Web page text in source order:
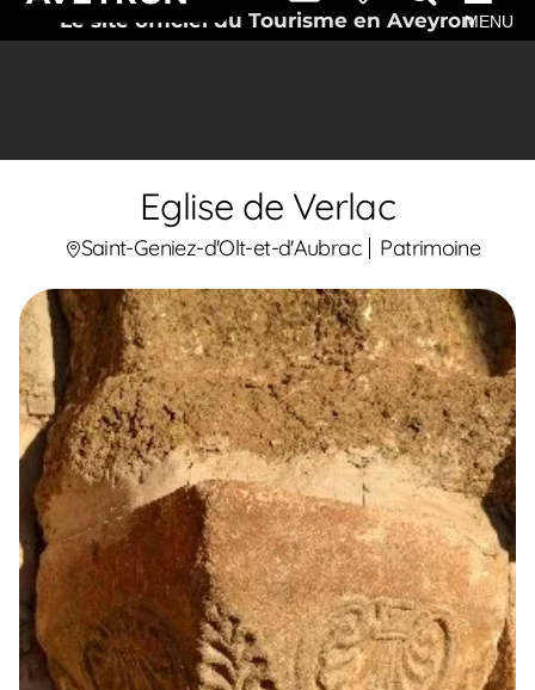
Le site officiel du Tourisme en AveyronMENU
Eglise de Verlac
Saint-Geniez-d'Olt-et-d'Aubrac Patrimoine